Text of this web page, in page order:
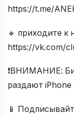
https://t.me/
🔹 приходите к
https://vk.com/
❗️ВНИМАНИЕ:
раздают iPhone
📱